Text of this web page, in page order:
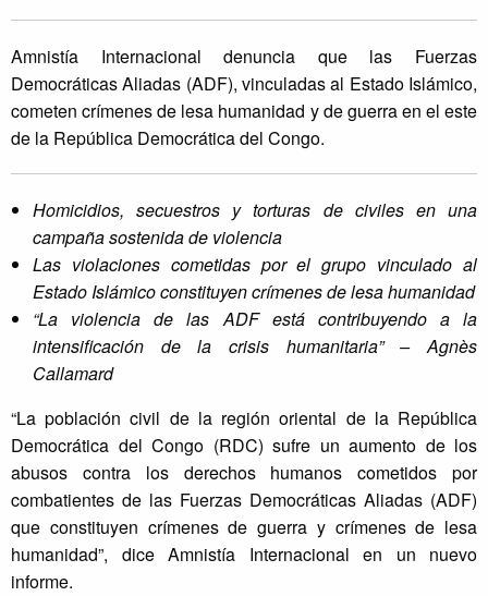
Amnistía Internacional denuncia que las Fuerzas
Democráticas Aliadas (ADF), vinculadas al Estado Islámico,
cometen crímenes de lesa humanidad y de guerra en el este
de la República Democrática del Congo.
Homicidios, secuestros y torturas de civiles en una
campaña sostenida de violencia
Las violaciones cometidas por el grupo vinculado al
Estado Islámico constituyen crímenes de lesa humanidad
“La violencia de las ADF está contribuyendo a la
intensificación de la crisis humanitaria” – Agnès
Callamard
“La población civil de la región oriental de la República
Democrática del Congo (RDC) sufre un aumento de los
abusos contra los derechos humanos cometidos por
combatientes de las Fuerzas Democráticas Aliadas (ADF)
que constituyen crímenes de guerra y crímenes de lesa
humanidad”, dice Amnistía Internacional en un nuevo
informe.